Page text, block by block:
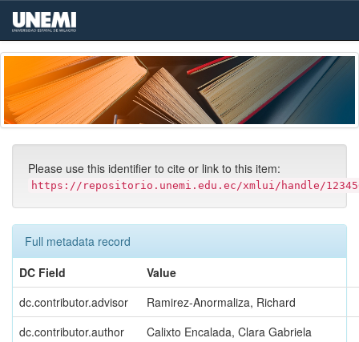
Skip
navigation
Please use this identifier to cite or link to this item:
https://repositorio.unemi.edu.ec/xmlui/handle/
Full metadata record
DC Field
Value
dc.contributor.advisor
Ramirez-Anormaliza, Richard
dc.contributor.author
Calixto Encalada, Clara Gabriela